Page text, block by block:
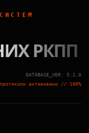
РКПП
DATABASE_VER: 5.1.0
активовано // 100%